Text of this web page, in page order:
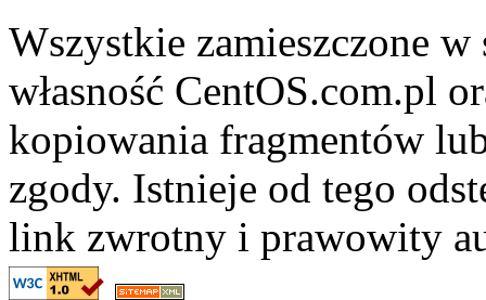
Wszystkie zamieszczone
własność CentOS.com.pl
kopiowania fragmentów
zgody. Istnieje od tego
link zwrotny i prawowity